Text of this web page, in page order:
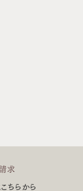
求
ちらから